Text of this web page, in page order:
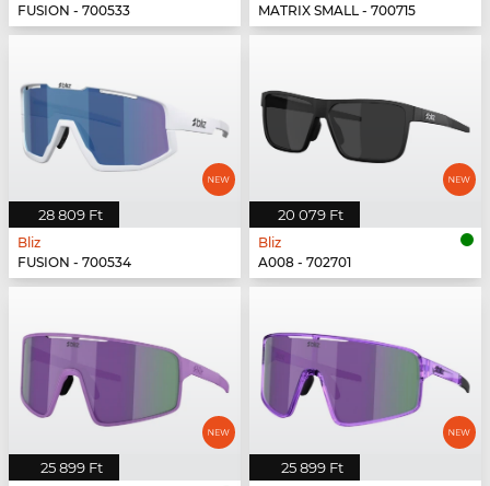
FUSION - 700533
MATRIX SMALL - 700715
28 809 Ft
Bliz
FUSION - 700534
20 079 Ft
Bliz
A008 - 702701
25 899 Ft 25 899 Ft